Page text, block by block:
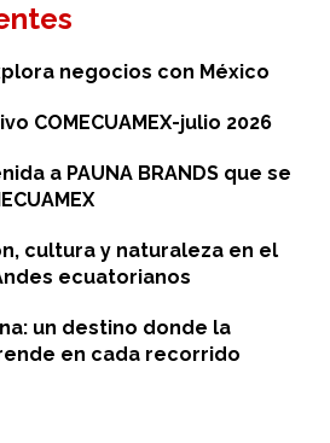
Consulado
Móvil
Guayaquil
negocios con México
COMECUAMEX-julio 2026
a PAUNA BRANDS que se
cultura y naturaleza en el
ecuatorianos
un destino donde la
en cada recorrido